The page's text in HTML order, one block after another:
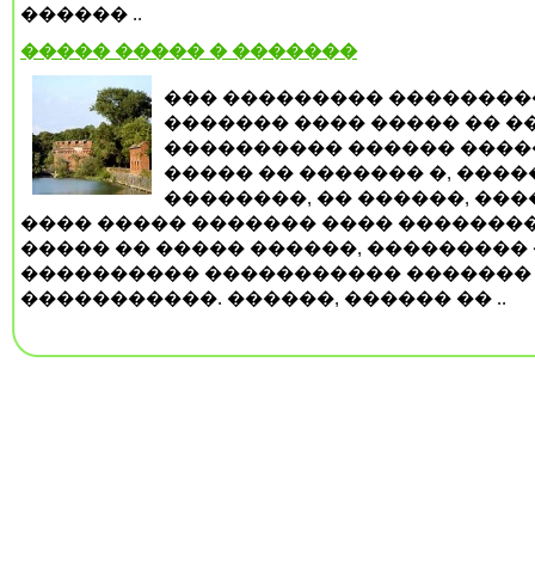
������ ..
����� ����� � �������
��� ���������
������� ���� ����� ��
���������� ������
����� �� ������� �,
��������, �� ������,
���� ����� ������� ����
����� �� ����� ������, ���������
���������� ����������� �������
�����������. ������, ������ �� ..